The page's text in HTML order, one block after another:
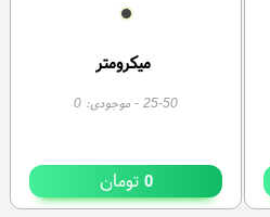
میکرومتر
25-50- موجودی: 0
0 تومان